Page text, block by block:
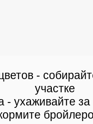
-
участке
- ухаживайте